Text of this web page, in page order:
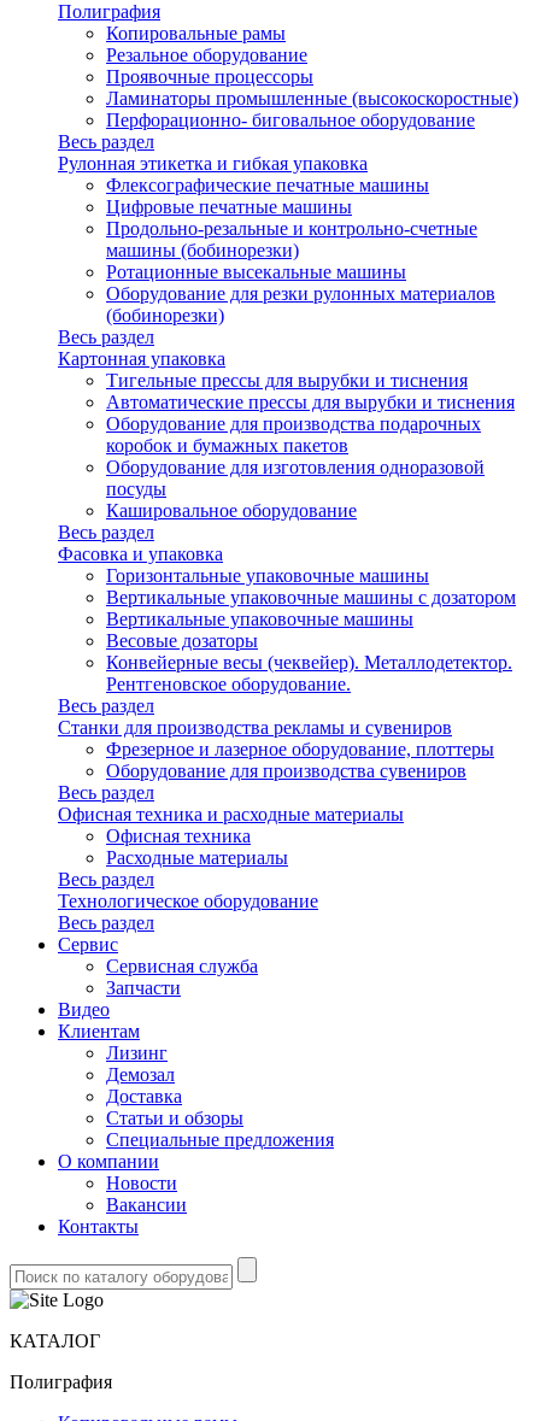
Полиграфия
Копировальные рамы
Резальное оборудование
Проявочные процессоры
Ламинаторы промышленные (высокоскоростные)
Перфорационно- биговальное оборудование
Весь раздел
Рулонная этикетка и гибкая упаковка
Флексографические печатные машины
Цифровые печатные машины
Продольно-резальные и контрольно-счетные
машины (бобинорезки)
Ротационные высекальные машины
Оборудование для резки рулонных материалов
(бобинорезки)
Весь раздел
Картонная упаковка
Тигельные прессы для вырубки и тиснения
Автоматические прессы для вырубки и тиснения
Оборудование для производства подарочных
коробок и бумажных пакетов
Оборудование для изготовления одноразовой
посуды
Кашировальное оборудование
Весь раздел
Фасовка и упаковка
Горизонтальные упаковочные машины
Вертикальные упаковочные машины с дозатором
Вертикальные упаковочные машины
Весовые дозаторы
Конвейерные весы (чеквейер). Металлодетектор.
Рентгеновское оборудование.
Весь раздел
Станки для производства рекламы и сувениров
Фрезерное и лазерное оборудование, плоттеры
Оборудование для производства сувениров
Весь раздел
Офисная техника и расходные материалы
Офисная техника
Расходные материалы
Весь раздел
Технологическое оборудование
Весь раздел
Сервис
Сервисная служба
Запчасти
Видео
Клиентам
Лизинг
Демозал
Доставка
Статьи и обзоры
Специальные предложения
О компании
Новости
Вакансии
Контакты
КАТАЛОГ
Полиграфия